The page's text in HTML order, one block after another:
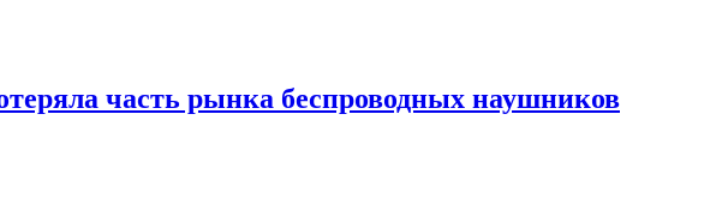
часть рынка беспроводных наушников